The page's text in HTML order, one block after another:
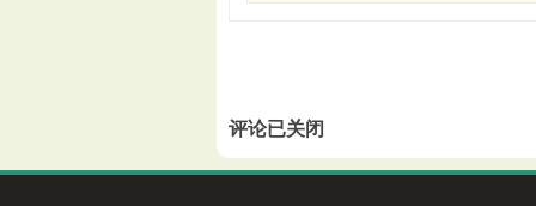
评论已关闭